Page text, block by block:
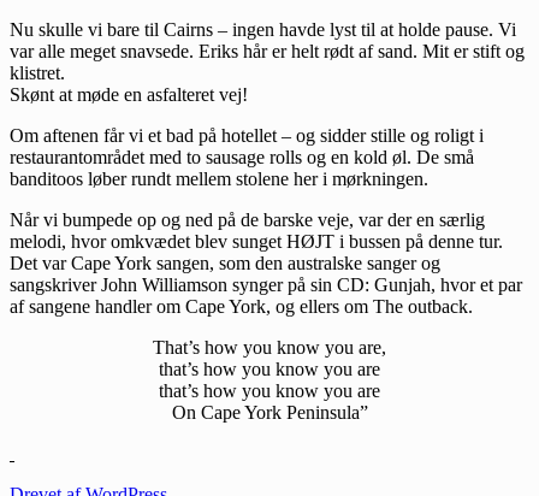
Nu skulle vi bare til Cairns – ingen havde lyst til at holde pause. Vi
var alle meget snavsede. Eriks hår er helt rødt af sand. Mit er stift og
klistret.
Skønt at møde en asfalteret vej!
Om aftenen får vi et bad på hotellet – og sidder stille og roligt i
restaurantområdet med to sausage rolls og en kold øl. De små
banditoos løber rundt mellem stolene her i mørkningen.
Når vi bumpede op og ned på de barske veje, var der en særlig
melodi, hvor omkvædet blev sunget HØJT i bussen på denne tur.
Det var Cape York sangen, som den australske sanger og
sangskriver John Williamson synger på sin CD: Gunjah, hvor et par
af sangene handler om Cape York, og ellers om The outback.
That’s how you know you are,
that’s how you know you are
that’s how you know you are
On Cape York Peninsula”